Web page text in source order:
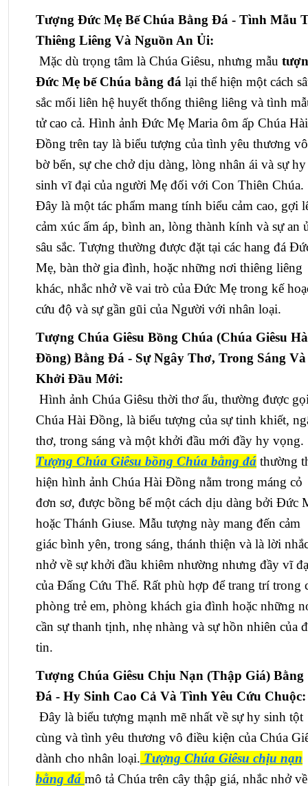
Tượng Đức Mẹ Bế Chúa Bằng Đá - Tình Mẫu
Thiêng Liêng Và Nguồn An Ủi:
Mặc dù trọng tâm là Chúa Giêsu, nhưng mẫu
Đức Mẹ bế Chúa bằng đá lại thể hiện một cách
sắc mối liên hệ huyết thống thiêng liêng và tình
tử cao cả. Hình ảnh Đức Mẹ Maria ôm ấp Chúa Hài
Đồng trên tay là biểu tượng của tình yêu thương vô
bờ bến, sự che chở dịu dàng, lòng nhân ái và sự hy
sinh vĩ đại của người Mẹ đối với Con Thiên Chúa.
Đây là một tác phẩm mang tính biểu cảm cao, gợi
cảm xúc ấm áp, bình an, lòng thành kính và sự an
sâu sắc. Tượng thường được đặt tại các hang đá
Mẹ, bàn thờ gia đình, hoặc những nơi thiêng liêng
khác, nhắc nhở về vai trò của Đức Mẹ trong kế
cứu độ và sự gần gũi của Người với nhân loại.
Tượng Chúa Giêsu Bồng Chúa (Chúa Giêsu
Đồng) Bằng Đá - Sự Ngây Thơ, Trong Sáng Và
Khởi Đầu Mới:
Hình ảnh Chúa Giêsu thời thơ ấu, thường được
Chúa Hài Đồng, là biểu tượng của sự tinh khiết,
thơ, trong sáng và một khởi đầu mới đầy hy vọng.
Tượng Chúa Giêsu bồng Chúa bằng đá thường
hiện hình ảnh Chúa Hài Đồng nằm trong máng cỏ
đơn sơ, được bồng bế một cách dịu dàng bởi Đức
hoặc Thánh Giuse. Mẫu tượng này mang đến cảm
giác bình yên, trong sáng, thánh thiện và là lời
nhở về sự khởi đầu khiêm nhường nhưng đầy vĩ
của Đấng Cứu Thế. Rất phù hợp để trang trí trong
phòng trẻ em, phòng khách gia đình hoặc những
cần sự thanh tịnh, nhẹ nhàng và sự hồn nhiên của
tin.
Tượng Chúa Giêsu Chịu Nạn (Thập Giá) Bằng
Đá - Hy Sinh Cao Cả Và Tình Yêu Cứu Chuộc:
Đây là biểu tượng mạnh mẽ nhất về sự hy sinh tột
cùng và tình yêu thương vô điều kiện của Chúa
dành cho nhân loại. Tượng Chúa Giêsu chịu nạn
bằng đá mô tả Chúa trên cây thập giá, nhắc nhở về